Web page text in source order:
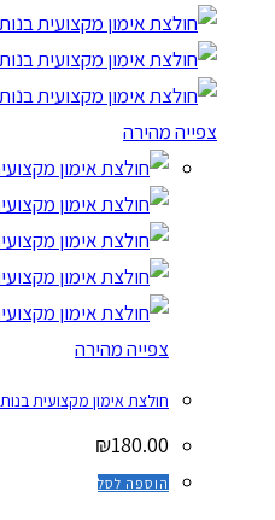
צפייה מהירה
צפייה מהירה
חולצת אימון מקצועית בנות
₪180.00
הוספה לסל